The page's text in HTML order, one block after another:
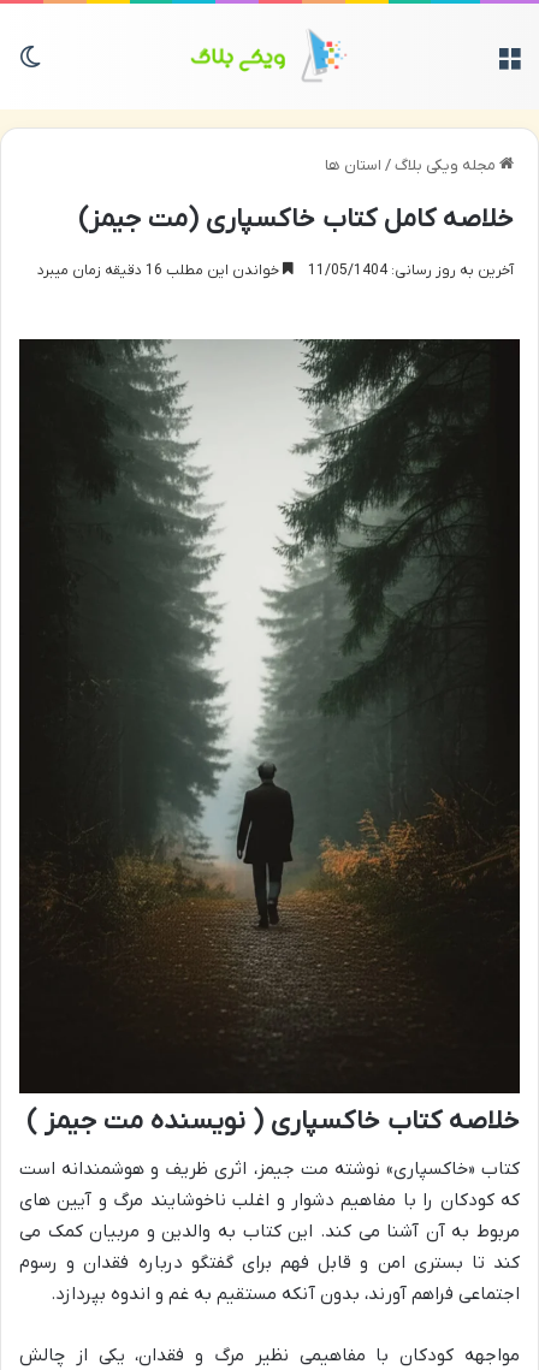
مجله ویکی بلاگ/ استان ها
خلاصه کامل کتاب خاکسپاری (مت جیمز)
آخرین به روز رسانی: 11/05/1404 خواندن این مطلب 16 دقیقه زمان میبرد
خلاصه کتاب خاکسپاری ( نویسنده مت جیمز )
کتاب «خاکسپاری» نوشته مت جیمز، اثری ظریف و هوشمندانه است
که کودکان را با مفاهیم دشوار و اغلب ناخوشایند مرگ و آیین های
مربوط به آن آشنا می کند. این کتاب به والدین و مربیان کمک می
کند تا بستری امن و قابل فهم برای گفتگو درباره فقدان و رسوم
اجتماعی فراهم آورند، بدون آنکه مستقیم به غم و اندوه بپردازد.
مواجهه کودکان با مفاهیمی نظیر مرگ و فقدان، یکی از چالش